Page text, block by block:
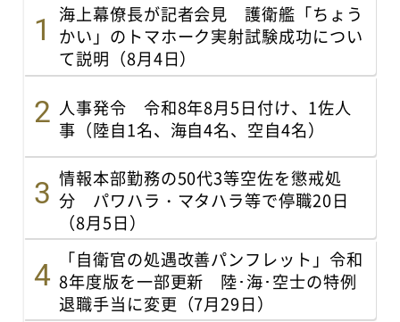
海上幕僚長が記者会見 護衛艦「ちょう
かい」のトマホーク実射試験成功につい
て説明（8月4日）
人事発令 令和8年8月5日付け、1佐人
事（陸自1名、海自4名、空自4名）
情報本部勤務の50代3等空佐を懲戒処
分 パワハラ・マタハラ等で停職20日
（8月5日）
「自衛官の処遇改善パンフレット」令和
8年度版を一部更新 陸･海･空士の特例
退職手当に変更（7月29日）